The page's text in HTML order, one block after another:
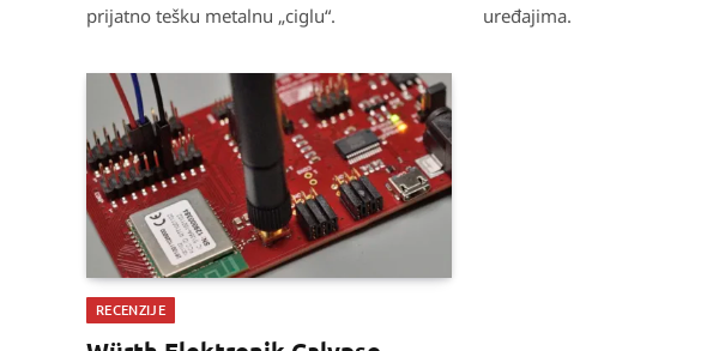
prijatno tešku metalnu „ciglu“.
uređajima.
RECENZIJE